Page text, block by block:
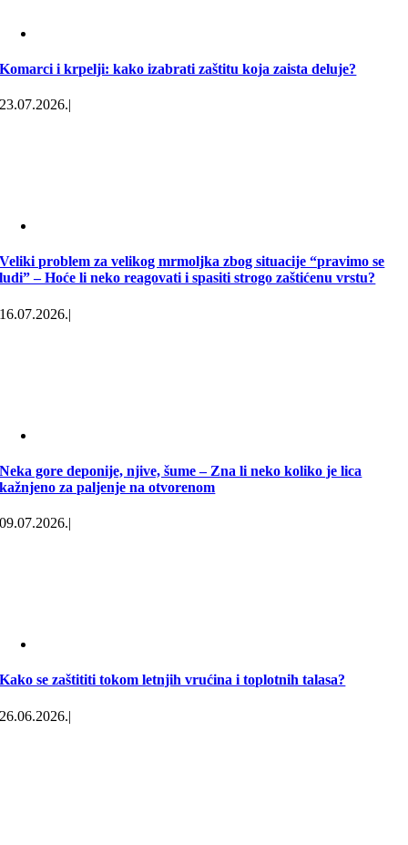
Komarci i krpelji: kako izabrati zaštitu koja zaista deluje?
23.07.2026.|
Veliki problem za velikog mrmoljka zbog situacije “pravimo se
ludi” – Hoće li neko reagovati i spasiti strogo zaštićenu vrstu?
16.07.2026.|
Neka gore deponije, njive, šume – Zna li neko koliko je lica
kažnjeno za paljenje na otvorenom
09.07.2026.|
Kako se zaštititi tokom letnjih vrućina i toplotnih talasa?
26.06.2026.|